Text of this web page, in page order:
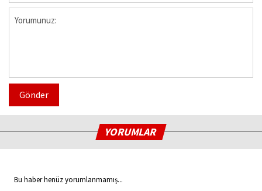
Gönder
YORUMLAR
Bu haber henüz yorumlanmamış...